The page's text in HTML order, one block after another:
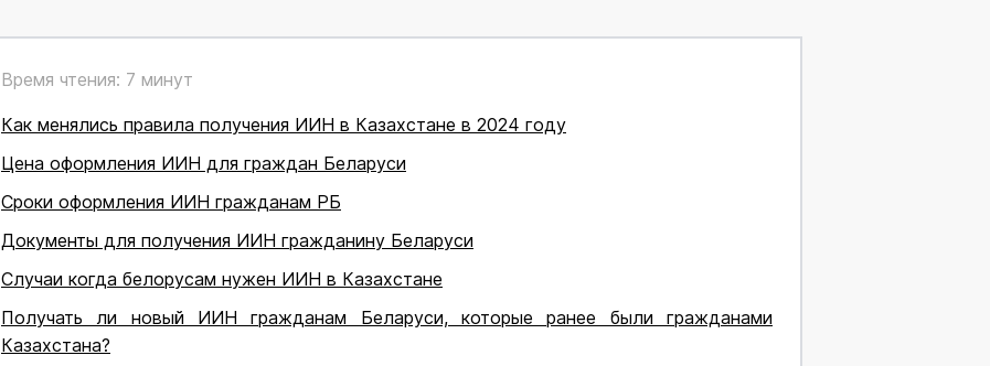
Время чтения: 7 минут
Как менялись правила получения ИИН в Казахстане в 2024 году
Цена оформления ИИН для граждан Беларуси
Сроки оформления ИИН гражданам РБ
Документы для получения ИИН гражданину Беларуси
Случаи когда белорусам нужен ИИН в Казахстане
Получать ли новый ИИН гражданам Беларуси, которые ранее были гражданами
Казахстана?